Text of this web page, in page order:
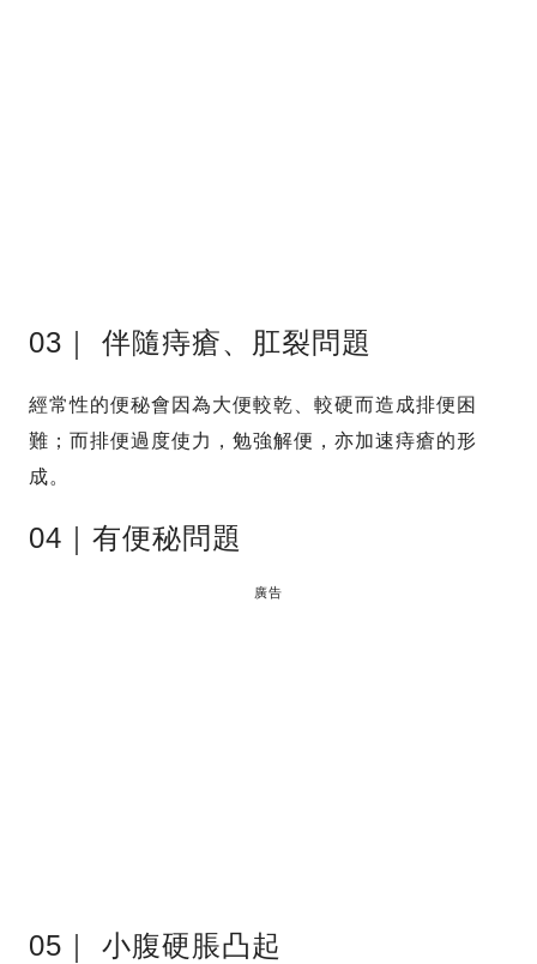
03｜ 伴隨痔瘡、肛裂問題
經常性的便秘會因為大便較乾、較硬而造成排便困
難；而排便過度使力，勉強解便，亦加速痔瘡的形
成。
04｜有便秘問題
廣告
05｜ 小腹硬脹凸起